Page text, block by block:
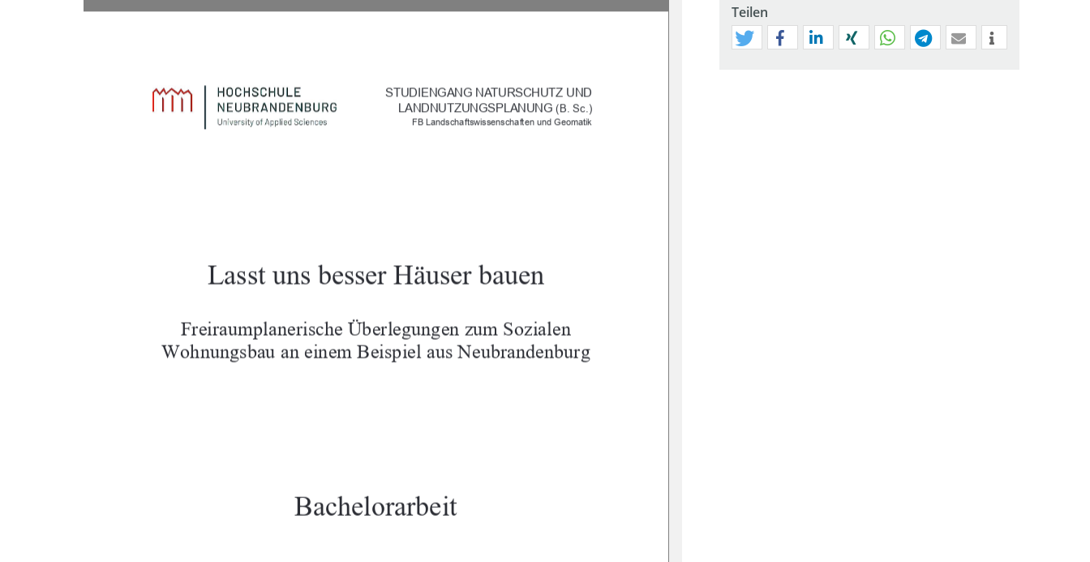
Lasst uns besser Häuser bauen
Freiraumplanerische Überlegungen zum Sozialen
Wohnungsbau an einem Beispiel aus Neubrandenburg
Bachelorarbeit
STUDIENGANG NATURSCHUTZ UND
LANDNUTZUNGSPLANUNG (B. Sc.)
FB Landschaftswissenschaften und Geomatik
Teilen